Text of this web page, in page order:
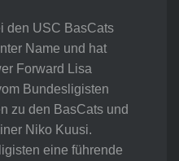
den USC BasCats
Name und hat
Forward Lisa
Bundesligisten
zu den BasCats und
Niko Kuusi.
eine führende